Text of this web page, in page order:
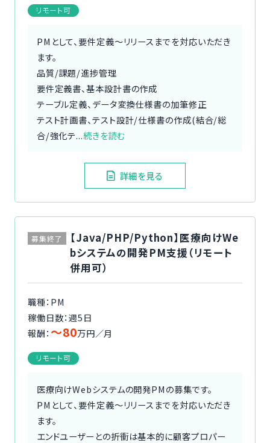
リモート可
PMとして、要件定義～リリースまでを対応いただき
ます。
品質/課題/進捗管理
要件定義書、基本設計書の作成
テーブル定義、データ変換仕様書の加筆修正
テスト計画書、テスト設計/仕様書の作成(結合/総
合/強化テ...続きを読む
詳細を見る
募集終了
【Java/PHP/Python】医療向けWe
bシステムの開発PM支援（リモート
併用可）
職種：PM
稼働日数：週5日
報酬： 〜80万円／月
リモート可
医療向けWebシステムの開発PMの募集です。
PMとして、要件定義～リリースまでを対応いただき
ます。
エンドユーザーとの折衝は基本的に顧客プロパー